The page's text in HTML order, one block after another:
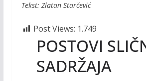
Tekst: Zlatan Starčević
Post Views: 1.749
POSTOVI
SADRŽAJA